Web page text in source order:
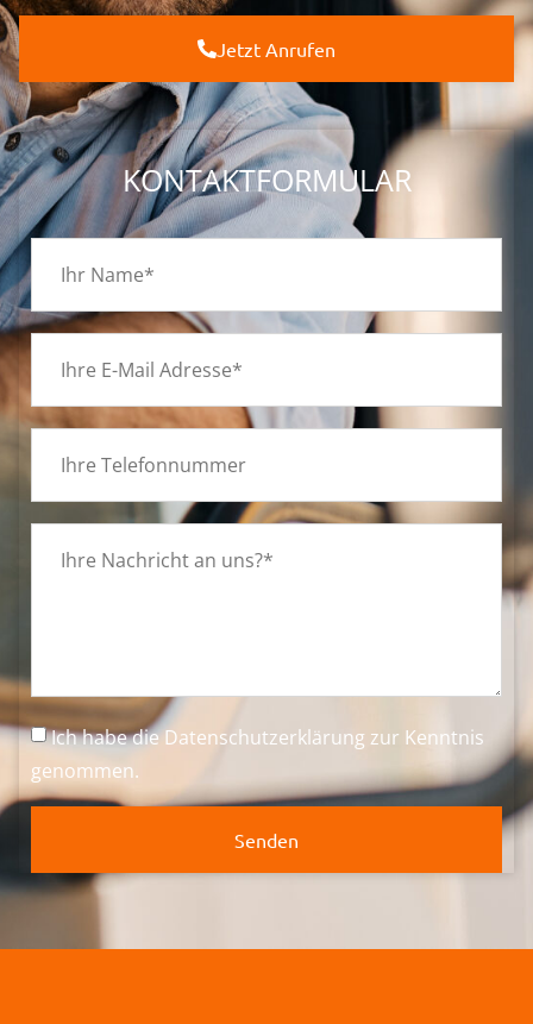
Jetzt Anrufen
KONTAKTFORMULAR
Ich habe dieDatenschutzerklärung zur Kenntnis
genommen.
Senden